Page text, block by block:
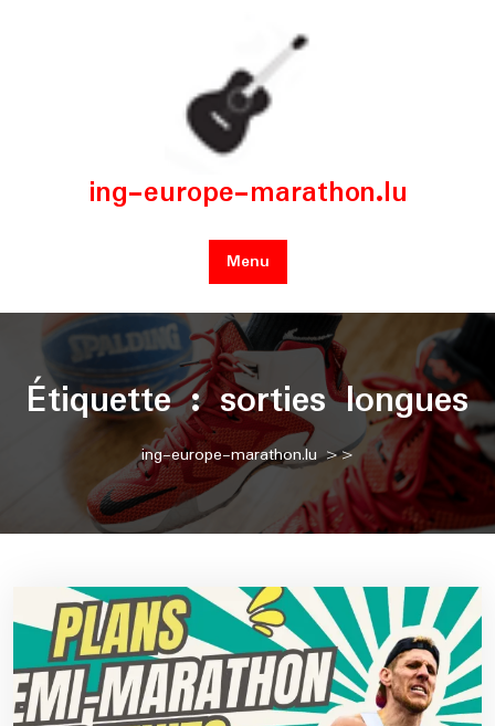
ing-europe-marathon.lu
Menu
Étiquette :sorties longues
ing-europe-marathon.lu>>